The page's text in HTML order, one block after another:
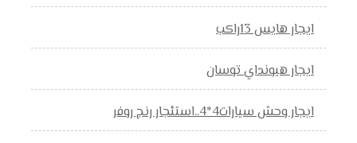
ايجار هايس 13راكب
ايجار هيونداي توسان
ايجار وحش سيارات4*4..استئجار رنج روفر